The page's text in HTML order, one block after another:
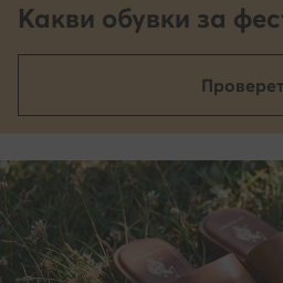
Какви обувки за